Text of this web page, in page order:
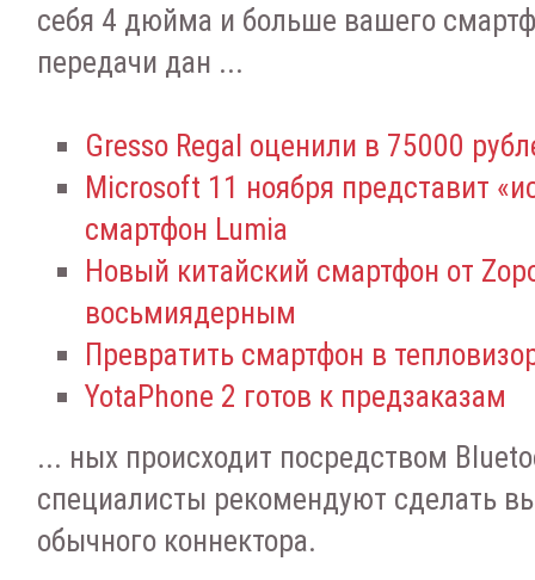
себя 4 дюйма и больше вашего
передачи дан ...
Gresso Regal оценили в 75000
Microsoft 11 ноября представит
смартфон Lumia
Новый китайский смартфон от
восьмиядерным
Превратить смартфон в
YotaPhone 2 готов к предзаказам
... ных происходит посредством
специалисты рекомендуют сделать
обычного коннектора.